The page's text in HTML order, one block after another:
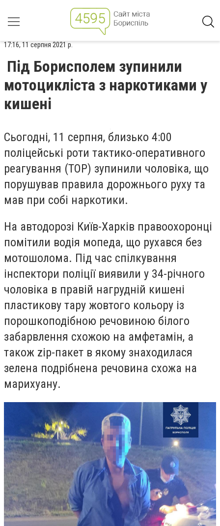
17:16, 11 серпня 2021 р.
Під Борисполем зупинили
мотоцикліста з наркотиками у
кишені
Сьогодні, 11 серпня, близько 4:00
поліцейські роти тактико-оперативного
реагування (ТОР) зупинили чоловіка, що
порушував правила дорожнього руху та
мав при собі наркотики.
На автодорозі Київ-Харків правоохоронці
помітили водія мопеда, що рухався без
мотошолома. Під час спілкування
інспектори поліції виявили у 34-річного
чоловіка в правій нагрудній кишені
пластикову тару жовтого кольору із
порошкоподібною речовиною білого
забарвлення схожою на амфетамін, а
також zip-пакет в якому знаходилася
зелена подрібнена речовина схожа на
марихуану.